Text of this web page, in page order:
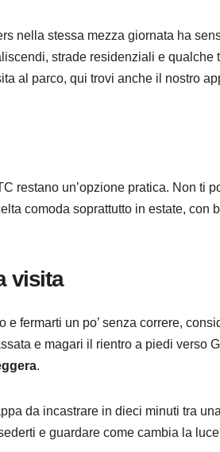
nella stessa mezza giornata ha
strade residenziali e qualche
al parco, qui trovi anche il nostro
restano un’opzione pratica. Non ti
comoda soprattutto in estate, con
visita
fermarti un po’ senza correre,
e magari il rientro a piedi verso
.
da incastrare in dieci minuti tra
e guardare come cambia la